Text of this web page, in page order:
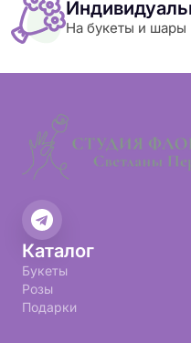
На букеты и шары
Каталог
Букеты
Розы
Подарки